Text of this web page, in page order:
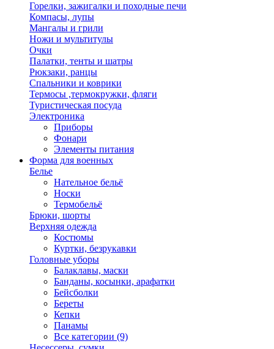
Горелки, зажигалки и походные печи
Компасы, лупы
Мангалы и грили
Ножи и мультитулы
Очки
Палатки, тенты и шатры
Рюкзаки, ранцы
Спальники и коврики
Термосы ,термокружки, фляги
Туристическая посуда
Электроника
Приборы
Фонари
Элементы питания
Форма для военных
Белье
Нательное бельё
Носки
Термобельё
Брюки, шорты
Верхняя одежда
Костюмы
Куртки, безрукавки
Головные уборы
Балаклавы, маски
Банданы, косынки, арафатки
Бейсболки
Береты
Кепки
Панамы
Все категории (9)